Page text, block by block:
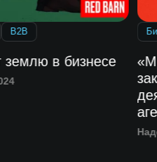
B2B
землю в бизнесе